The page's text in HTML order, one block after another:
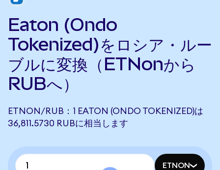
Eaton (Ondo
Tokenized)をロシア・ルー
ブルに変換（ETNonから
RUBへ）
ETNON/RUB：1 EATON (ONDO TOKENIZED)は
36,811.5730 RUBに相当します
ETNON